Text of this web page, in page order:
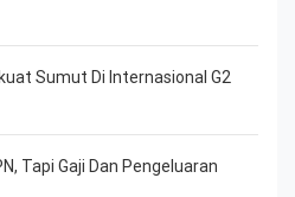
Sumut Di Internasional G2
Tapi Gaji Dan Pengeluaran